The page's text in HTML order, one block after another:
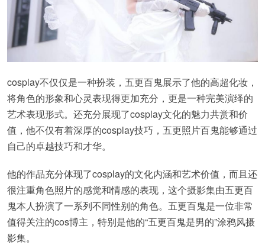
cosplay不仅仅是一种扮装，五更百鬼展示了他的高超化妆，
将角色的形象和心灵表现得更加充分，更是一种完美演绎的
艺术表现形式。还充分展现了cosplay文化的魅力共赏和价
值，他不仅有着深厚的cosplay技巧，五更照片百鬼能够通过
自己的卓越技巧和才华。
他的作品充分体现了cosplay的文化内涵和艺术价值，而且还
很注重角色照片的感觉和情感的表现，这个摄影集由五更百
鬼本人扮演了一系列不同性别的角色。五更百鬼是一位非常
值得关注的cos博主，特别是他的“五更百鬼是男的”涂鸦风摄
影集。